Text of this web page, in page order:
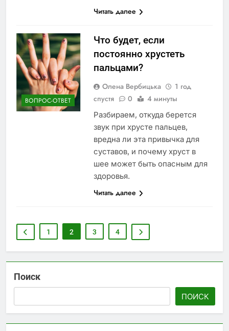
Читать далее
ВОПРОС-ОТВЕТ
Что будет, если
постоянно хрустеть
пальцами?
Олена Вербицька
1 год
спустя
0 4 минуты
Разбираем, откуда берется
звук при хрусте пальцев,
вредна ли эта привычка для
суставов, и почему хруст в
шее может быть опасным для
здоровья.
Читать далее
1 2 3 4
Поиск
ПОИСК